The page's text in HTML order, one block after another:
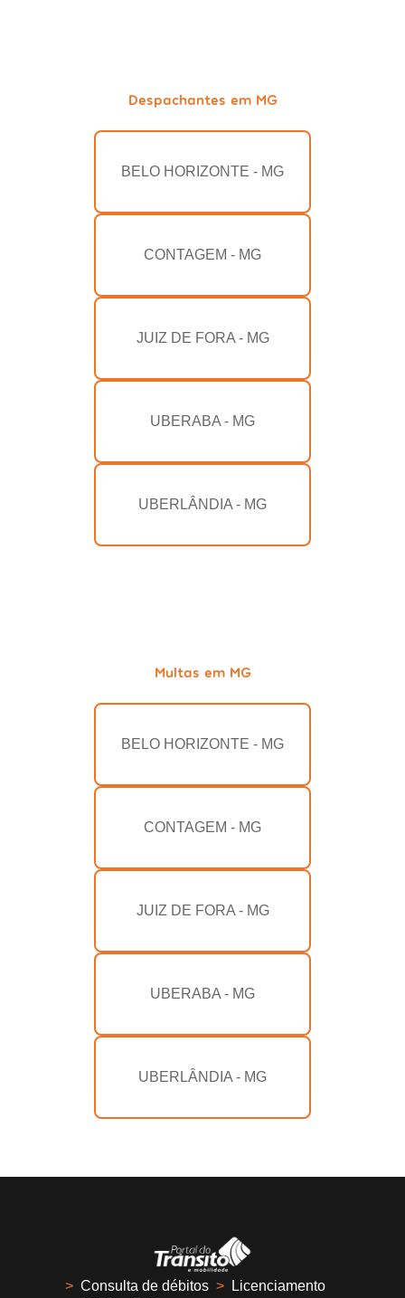
Despachantes em MG
BELO HORIZONTE - MG
CONTAGEM - MG
JUIZ DE FORA - MG
UBERABA - MG
UBERLÂNDIA - MG
Multas em MG
BELO HORIZONTE - MG
CONTAGEM - MG
JUIZ DE FORA - MG
UBERABA - MG
UBERLÂNDIA - MG
> Consulta de débitos >
Licenciamento